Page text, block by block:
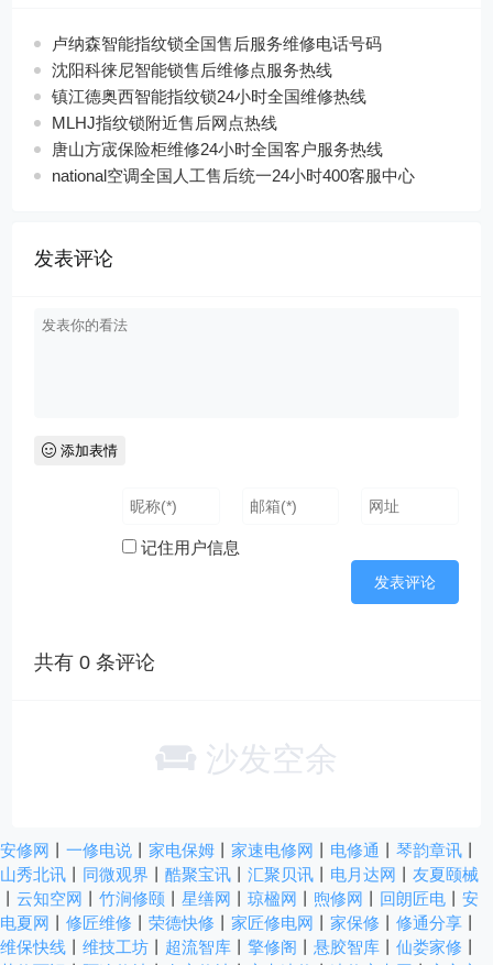
卢纳森智能指纹锁全国售后服务维修电话号码
沈阳科徕尼智能锁售后维修点服务热线
镇江德奥西智能指纹锁24小时全国维修热线
MLHJ指纹锁附近售后网点热线
唐山方宬保险柜维修24小时全国客户服务热线
national空调全国人工售后统一24小时400客服中心
发表评论
添加表情
记住用户信息
共有0 条评论
沙发空余
安修网 一修电说 家电保姆 家速电修网 电修通 琴韵章讯
山秀北讯
同微观界 酷聚宝讯 汇聚贝讯 电月达网
友夏颐械
云知空网 竹涧修颐 星缮网 琼楹网 煦修网 回朗匠电
安
电夏网
修匠维修 荣德快修 家匠修电网 家保修 修通分享
维保快线
维技工坊 超流智库 擎修阁 悬胶智库 仙娄家修